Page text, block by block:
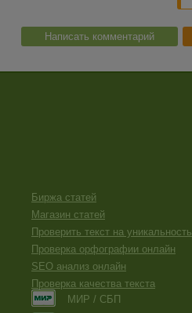
Написать комментарий
Биржа статей
Магазин статей
Проверить текст на уникальность
Проверка орфографии онлайн
SEO анализ онлайн
Проверка качества текста
МИР / СБП